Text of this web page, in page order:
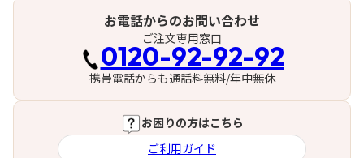
お電話からのお問い合わせ
ご注文専用窓口
0120-92-92-92
携帯電話からも通話料無料/年中無休
お困りの方はこちら
ご利用ガイド